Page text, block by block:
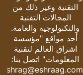
التقنية وغير ذلك من
المجالات التقنية
والتكنولوجية والعامة.
أحد مواقع "مؤسسة
اشراق العالم لتقنية
المعلومات" اتصل بنا:
eshrag@eshraag.com